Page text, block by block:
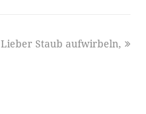
next
Lieber Staub aufwirbeln,